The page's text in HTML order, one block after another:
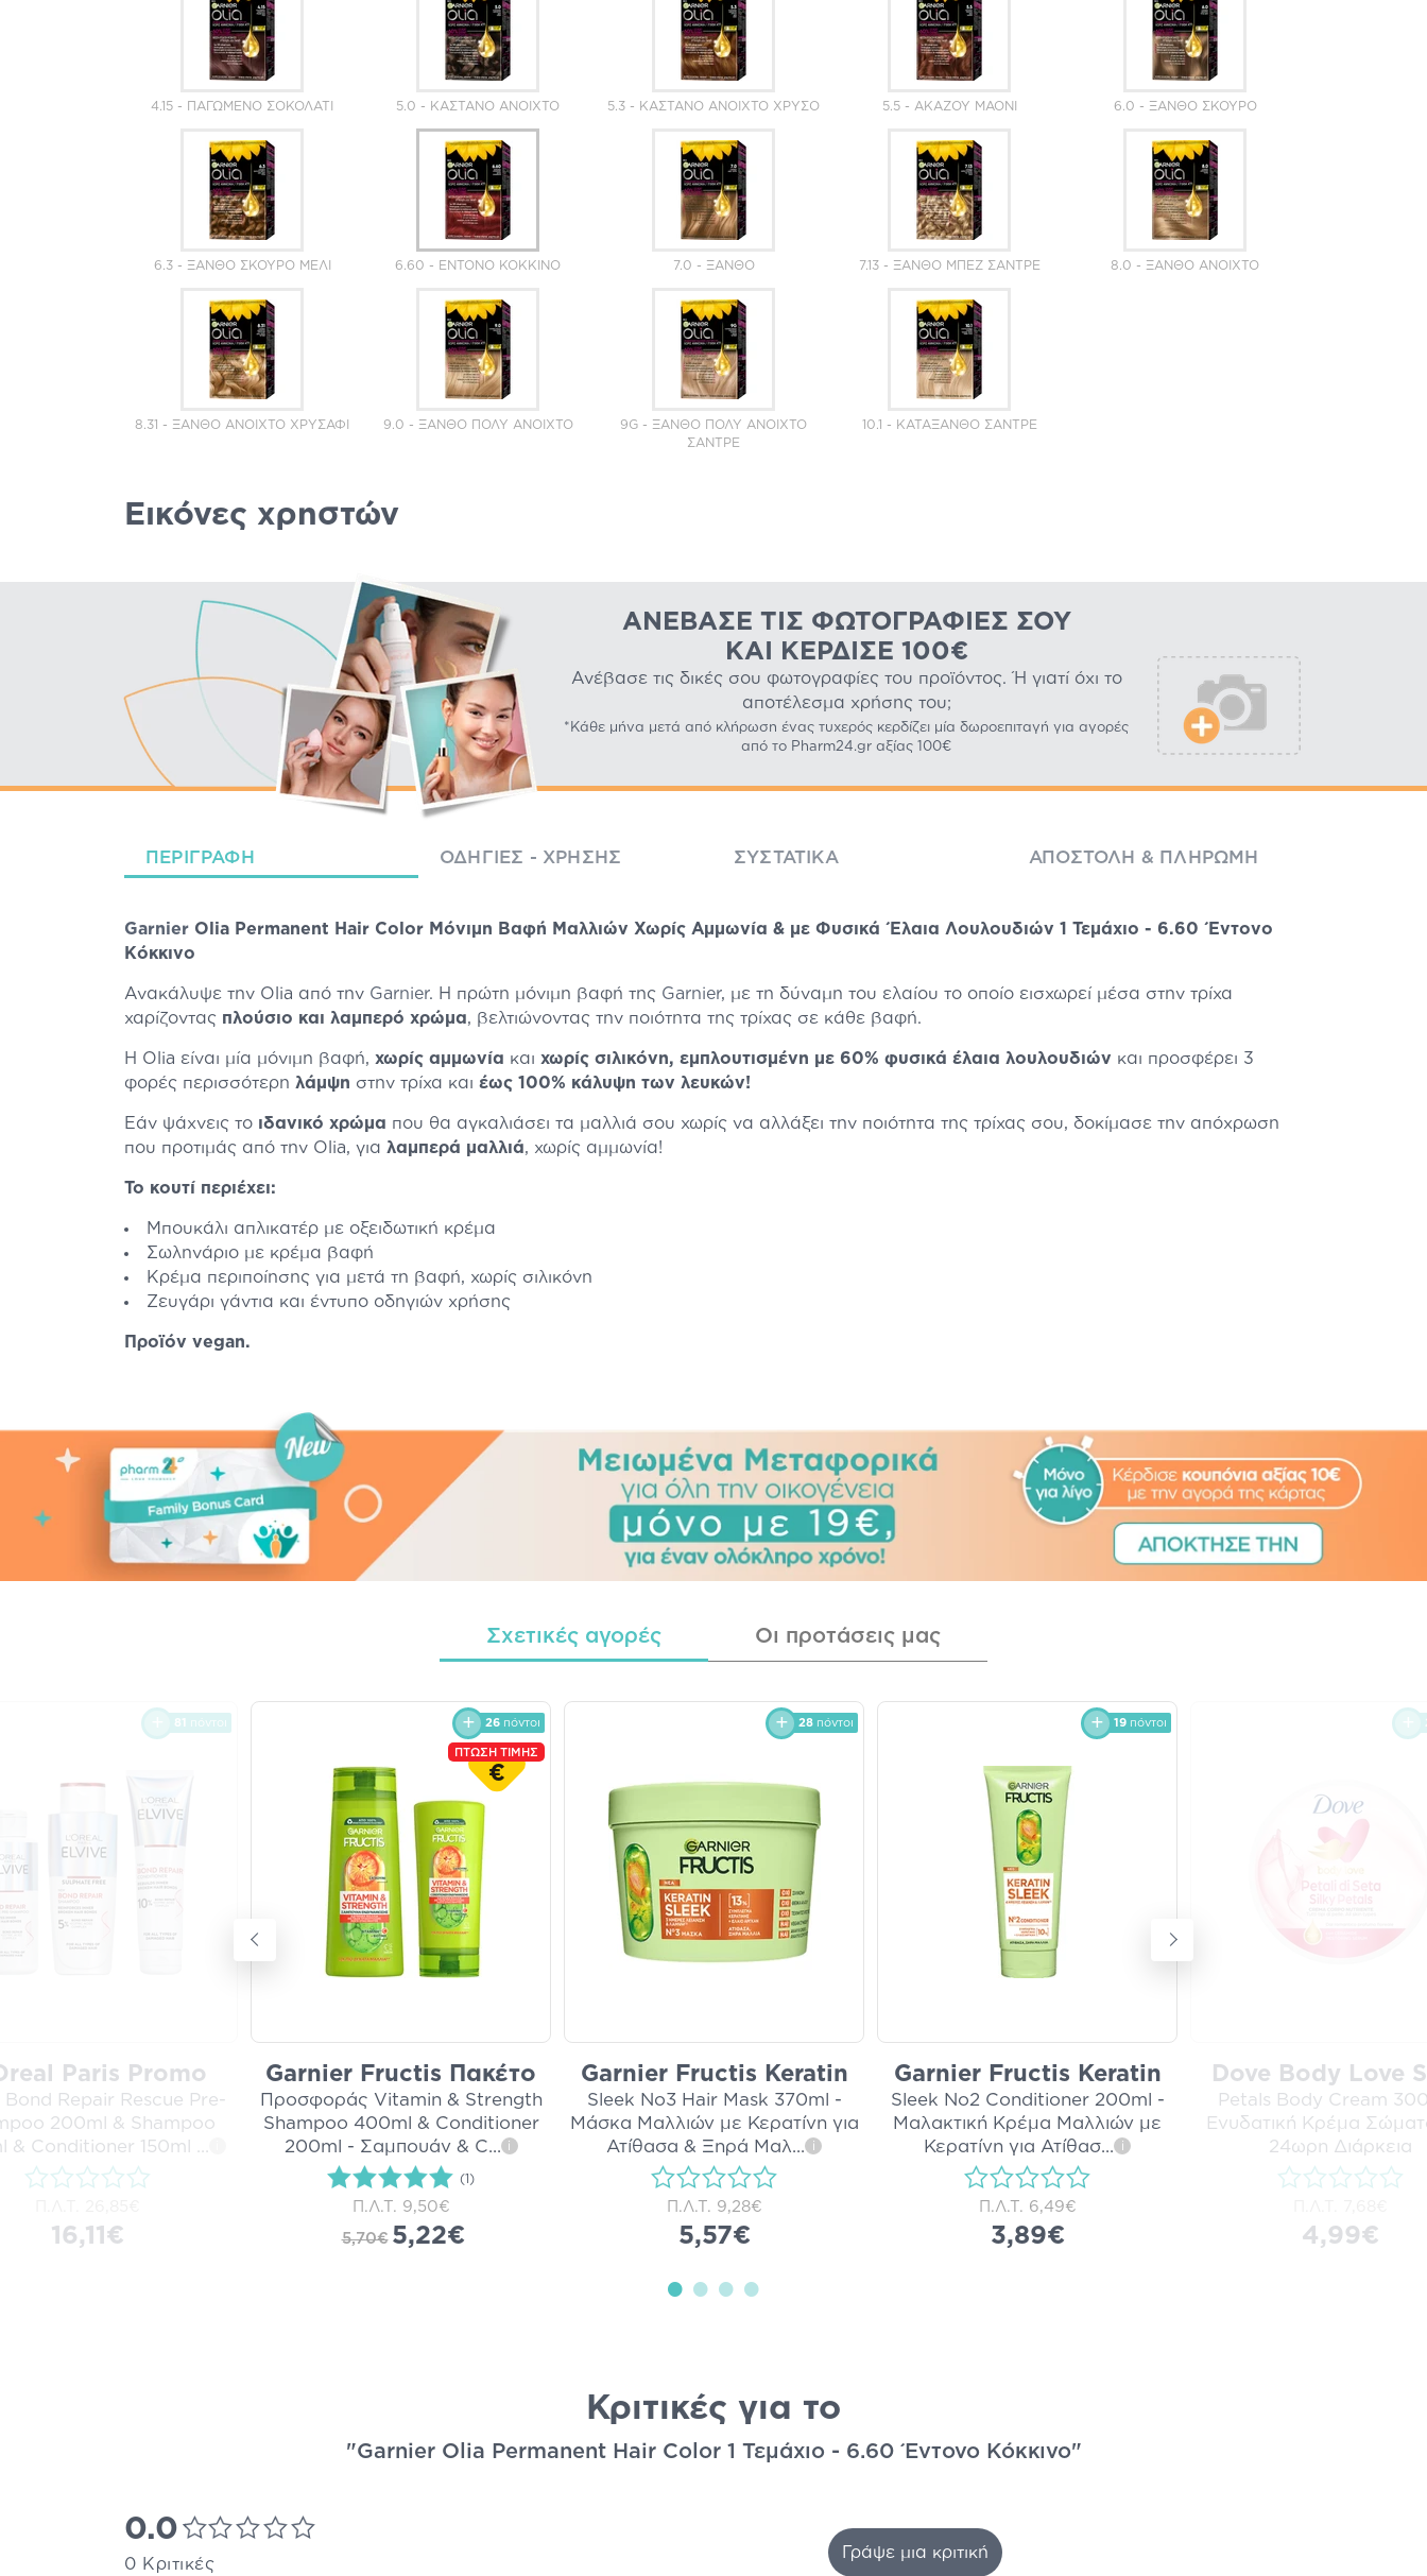
4.15 - ΠΑΓΩΜΈΝΟ ΣΟΚΟΛΑΤΊ 5.0 - ΚΑΣΤΑΝΌ ΑΝΟΙΧΤΌ 5.3 - ΚΑΣΤΑΝΌ ΑΝΟΙΧΤΌ ΧΡΥΣΌ 5.5 - ΑΚΑΖΟΎ ΜΑΟΝΊ 6.0 - ΞΑΝΘΌ ΣΚΟΎΡΟ
6.3 - ΞΑΝΘΌ ΣΚΟΎΡΟ ΜΕΛΊ 6.60 - ΈΝΤΟΝΟ ΚΌΚΚΙΝΟ 7.0 - ΞΑΝΘΌ 7.13 - ΞΑΝΘΌ ΜΠΕΖ ΣΑΝΤΡΈ 8.0 - ΞΑΝΘΌ ΑΝΟΙΧΤΌ
8.31 - ΞΑΝΘΌ ΑΝΟΙΧΤΌ ΧΡΥΣΑΦΊ 9.0 - ΞΑΝΘΌ ΠΟΛΎ ΑΝΟΙΧΤΌ
9G - ΞΑΝΘΌ ΠΟΛΎ ΑΝΟΙΧΤΌ
ΣΑΝΤΡΈ
10.1 - ΚΑΤΆΞΑΝΘΟ ΣΑΝΤΡΈ
Εικόνες χρηστών
ΑΝΈΒΑΣΕ ΤΙΣ ΦΩΤΟΓΡΑΦΊΕΣ ΣΟΥ
ΚΑΙ ΚΈΡΔΙΣΕ 100€
Ανέβασε τις δικές σου φωτογραφίες του προϊόντος. Ή γιατί όχι το
αποτέλεσμα χρήσης του;
*Κάθε μήνα μετά από κλήρωση ένας τυχερός κερδίζει μία δωροεπιταγή για αγορές
από το Pharm24.gr αξίας 100€
ΠΕΡΙΓΡΑΦΉ ΟΔΗΓΊΕΣ - ΧΡΉΣΗΣ ΣΥΣΤΑΤΙΚΆ ΑΠΟΣΤΟΛΉ & ΠΛΗΡΩΜΉ
Garnier Olia Permanent Hair Color Μόνιμη Βαφή Μαλλιών Χωρίς Αμμωνία & με Φυσικά Έλαια Λουλουδιών 1 Τεμάχιο - 6.60 Έντονο
Κόκκινο
Ανακάλυψε την Olia από την Garnier. Η πρώτη μόνιμη βαφή της Garnier, με τη δύναμη του ελαίου το οποίο εισχωρεί μέσα στην τρίχα
χαρίζοντας πλούσιο και λαμπερό χρώμα, βελτιώνοντας την ποιότητα της τρίχας σε κάθε βαφή.
Η Olia είναι μία μόνιμη βαφή, χωρίς αμμωνία και χωρίς σιλικόνη, εμπλουτισμένη με 60% φυσικά έλαια λουλουδιών και προσφέρει 3
φορές περισσότερη λάμψη στην τρίχα και έως 100% κάλυψη των λευκών!
Εάν ψάχνεις το ιδανικό χρώμα που θα αγκαλιάσει τα μαλλιά σου χωρίς να αλλάξει την ποιότητα της τρίχας σου, δοκίμασε την απόχρωση
που προτιμάς από την Olia, για λαμπερά μαλλιά, χωρίς αμμωνία!
Το κουτί περιέχει:
Μπουκάλι απλικατέρ με οξειδωτική κρέμα
Σωληνάριο με κρέμα βαφή
Κρέμα περιποίησης για μετά τη βαφή, χωρίς σιλικόνη
Ζευγάρι γάντια και έντυπο οδηγιών χρήσης
Προϊόν vegan.
Σχετικές αγορές Οι προτάσεις μας
81 πόντοι
Paris Promo
Bond Repair Rescue Pre-
200ml & Shampoo
& Conditioner 150ml
16,11€
26 πόντοι
ΠΤΩΣΗ ΤΙΜΗΣ
€
Garnier Fructis Πακέτο
Προσφοράς Vitamin & Strength
Shampoo 400ml & Conditioner
200ml - Σαμπουάν & C... i
(1)
Π.Λ.Τ. 9,50€
5,70€ 5,22€
28 πόντοι
Garnier Fructis Keratin
Sleek No3 Hair Mask 370ml -
Μάσκα Μαλλιών με Κερατίνη για
Ατίθασα & Ξηρά Μαλ... i
Π.Λ.Τ. 9,28€
5,57€
19 πόντοι
Garnier Fructis Keratin
Sleek No2 Conditioner 200ml -
Μαλακτική Κρέμα Μαλλιών με
Κερατίνη για Ατίθασ... i
Π.Λ.Τ. 6,49€
3,89€
Dove Body Love
Petals Body Cream
Ενυδατική Κρέμα
24ωρη Διάρκεια
4,99€
Κριτικές για το
"Garnier Olia Permanent Hair Color 1 Τεμάχιο - 6.60 Έντονο Κόκκινο"
0.0
0 Κριτικές
Γράψε μια κριτική